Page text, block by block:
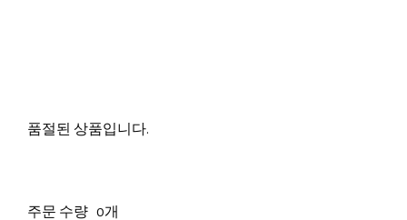
품절된 상품입니다.
주문 수량 0개